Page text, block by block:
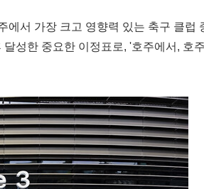
서 가장 크고 영향력 있는 축구 클럽
성한 중요한 이정표로, '호주에서, 호